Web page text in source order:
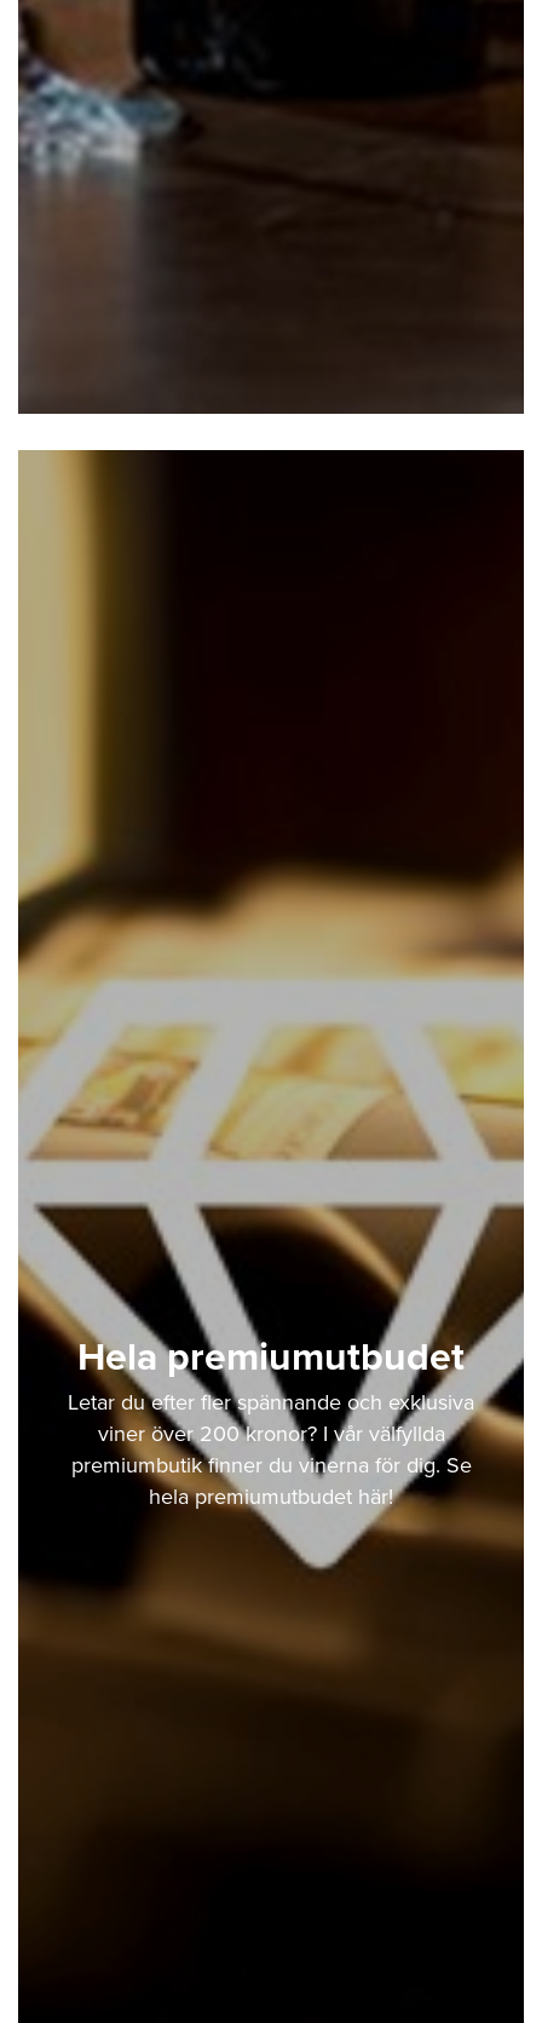
Hela premiumutbudet
Letar du efter fler spännande och exklusiva
viner över 200 kronor? I vår välfyllda
premiumbutik finner du vinerna för dig. Se
hela premiumutbudet här!